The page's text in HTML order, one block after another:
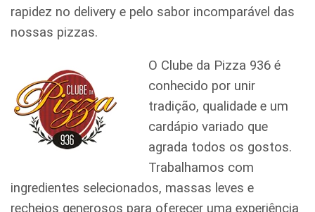
rapidez no delivery e pelo sabor incomparável das
nossas pizzas.
O Clube da Pizza 936 é
conhecido por unir
tradição, qualidade e um
cardápio variado que
agrada todos os gostos.
Trabalhamos com
ingredientes selecionados, massas leves e
recheios generosos para oferecer uma experiência